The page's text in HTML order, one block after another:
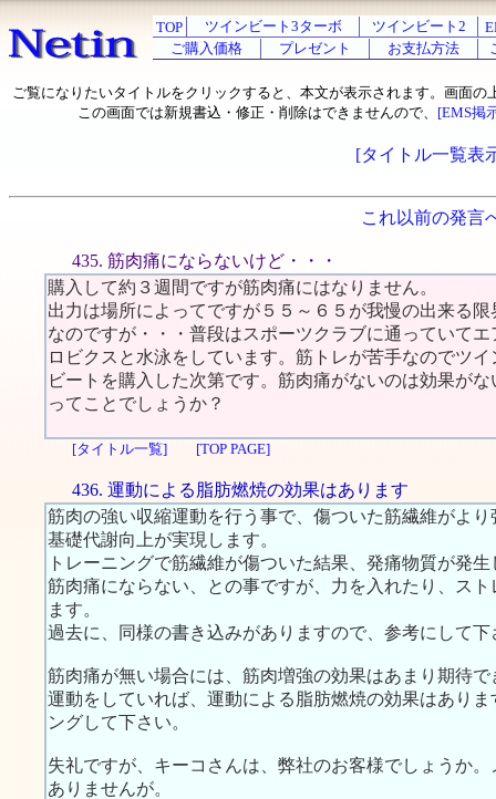
TOP ツインビート3ターボ ツインビート2
ご購入価格
プレゼント お支払方法
ご覧になりたいタイトルをクリックすると、本文が表示されます。画面の
この画面では新規書込・修正・削除はできませんので、 [EMS掲
[タイトル一覧表
これ以前の発言
435. 筋肉痛にならないけど・・・
購入して約３週間ですが筋肉痛にはなりません。
出力は場所によってですが５５～６５が我慢の出来る限
なのですが・・・普段はスポーツクラブに通っていてエ
ロビクスと水泳をしています。筋トレが苦手なのでツイ
ビートを購入した次第です。筋肉痛がないのは効果がな
ってことでしょうか？
[タイトル一覧] [TOP PAGE]
436. 運動による脂肪燃焼の効果はあります
筋肉の強い収縮運動を行う事で、傷ついた筋繊維がよ
基礎代謝向上が実現します。
トレーニングで筋繊維が傷ついた結果、発痛物質が発
筋肉痛にならない、との事ですが、力を入れたり、ス
ます。
過去に、同様の書き込みがありますので、参考にして下
筋肉痛が無い場合には、筋肉増強の効果はあまり期待
運動をしていれば、運動による脂肪燃焼の効果はあり
ングして下さい。
失礼ですが、キーコさんは、弊社のお客様でしょうか
ありませんが。